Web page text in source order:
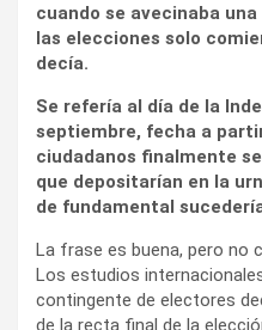
cuando se avecinaba
las elecciones solo
decía.
Se refería al día de la
septiembre, fecha a
ciudadanos finalmente
que depositarían en la
de fundamental
La frase es buena, pero no
Los estudios
contingente de electores
de la recta final de la